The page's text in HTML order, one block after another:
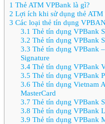
1 Thẻ ATM VPBank là gì?
2 Lợi ích khi sử dụng thẻ
3 Các loại thẻ tín dụng
3.1 Thẻ tín dụng VPBank
3.2 Thẻ tín dụng VPBank
3.3 Thẻ tín dụng VPBank
Signature
3.4Thẻ tín dụng VPBank
3.5 Thẻ tín dụng VPBank
3.6 Thẻ tín dụng Vietnam
MasterCard
3.7 Thẻ tín dụng VPBank
3.8 Thẻ tín dụng VPBank
3.9 Thẻ tín dụng VPBank